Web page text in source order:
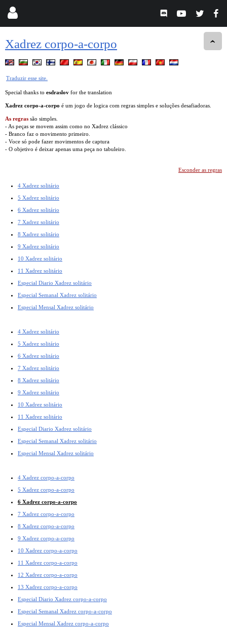
Xadrez corpo-a-corpo
Traduzir esse site.
Special thanks to esdraslov for the translation
Xadrez corpo-a-corpo é um jogo de logica com regras simples e soluções desafiadoras.
As regras são simples.
- As peças se movem assim como no Xadrez clássico
- Branco faz o movimento primeiro.
- Voce só pode fazer movimentos de captura
- O objetivo é deixar apenas uma peça no tabuleiro.
Esconder as regras
4 Xadrez solitário
5 Xadrez solitário
6 Xadrez solitário
7 Xadrez solitário
8 Xadrez solitário
9 Xadrez solitário
10 Xadrez solitário
11 Xadrez solitário
Especial Diario Xadrez solitário
Especial Semanal Xadrez solitário
Especial Mensal Xadrez solitário
4 Xadrez solitário
5 Xadrez solitário
6 Xadrez solitário
7 Xadrez solitário
8 Xadrez solitário
9 Xadrez solitário
10 Xadrez solitário
11 Xadrez solitário
Especial Diario Xadrez solitário
Especial Semanal Xadrez solitário
Especial Mensal Xadrez solitário
4 Xadrez corpo-a-corpo
5 Xadrez corpo-a-corpo
6 Xadrez corpo-a-corpo
7 Xadrez corpo-a-corpo
8 Xadrez corpo-a-corpo
9 Xadrez corpo-a-corpo
10 Xadrez corpo-a-corpo
11 Xadrez corpo-a-corpo
12 Xadrez corpo-a-corpo
13 Xadrez corpo-a-corpo
Especial Diario Xadrez corpo-a-corpo
Especial Semanal Xadrez corpo-a-corpo
Especial Mensal Xadrez corpo-a-corpo